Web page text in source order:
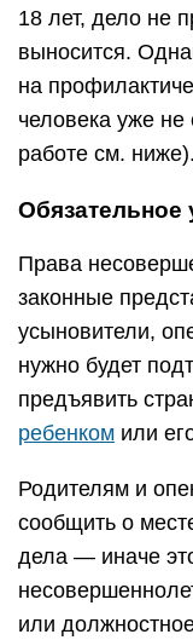
18 лет, дело не
выносится.
на
человека уже не
работе см. ниже).
Обязательное
Права
законные
усыновители,
нужно будет
предъявить
ребенком или
Родителям и
сообщить о
дела — иначе
или